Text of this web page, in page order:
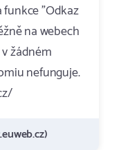
"Odkaz
na webech
žádném
nefunguje.